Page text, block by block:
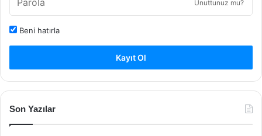
Unuttunuz mu?
Beni hatırla
Kayıt Ol
Son Yazılar